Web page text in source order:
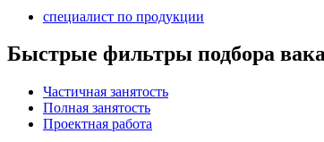
специалист по продукции
Быстрые фильтры подбора
Частичная занятость
Полная занятость
Проектная работа